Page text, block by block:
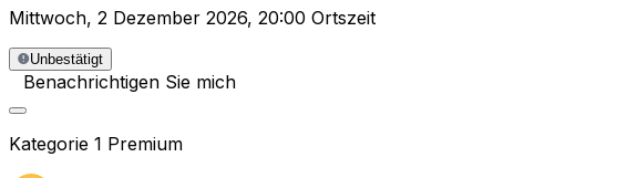
Mittwoch, 2 Dezember 2026, 20:00 Ortszeit
Unbestätigt
Benachrichtigen Sie mich
Kategorie 1 Premium